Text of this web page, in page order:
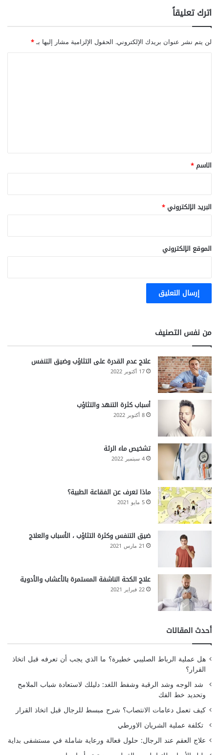
اترك تعليقاً
لن يتم نشر عنوان بريدك الإلكتروني. الحقول الإلزامية مشار إليها بـ*
*
الاسم*
البريد الإلكتروني*
الموقع الإلكتروني
من نفس التصنيف
علاج عدم القدرة على التثاؤب وضيق التنفس
17 أكتوبر 2022
أسباب كثرة التنهد والتثاؤب
8 أكتوبر 2022
تشخيص ماء الرئة
4 سبتمبر 2022
ماذا تعرف عن الفقاعة الطبية؟
5 مايو 2021
ضيق التنفس وكثرة التثاؤب ، الأسباب والعلاج
21 مارس 2021
علاج الكحة الناشفة المستمرة بالأعشاب والأدوية
22 فبراير 2021
أحدث المقالات
هل عملية الرباط الصليبي خطيرة؟ ما الذي يجب أن تعرفه قبل اتخاذ
القرار؟
شد الوجه وشد الرقبة وشفط اللغد: دليلك لاستعادة شباب الملامح
وتحديد خط الفك
كيف تعمل دعامات الانتصاب؟ شرح مبسط للرجال قبل اتخاذ القرار
تكلفة عملية الشريان الاورطي
علاج العقم عند الرجال: حلول فعالة ورعاية شاملة في مستشفى بداية